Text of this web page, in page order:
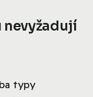
nevyžadují
typy